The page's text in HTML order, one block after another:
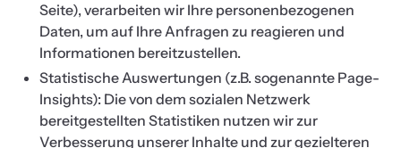
Seite), verarbeiten wir Ihre personenbezogenen
Daten, um auf Ihre Anfragen zu reagieren und
Informationen bereitzustellen.
Statistische Auswertungen (z.B. sogenannte Page-
Insights): Die von dem sozialen Netzwerk
bereitgestellten Statistiken nutzen wir zur
Verbesserung unserer Inhalte und zur gezielteren